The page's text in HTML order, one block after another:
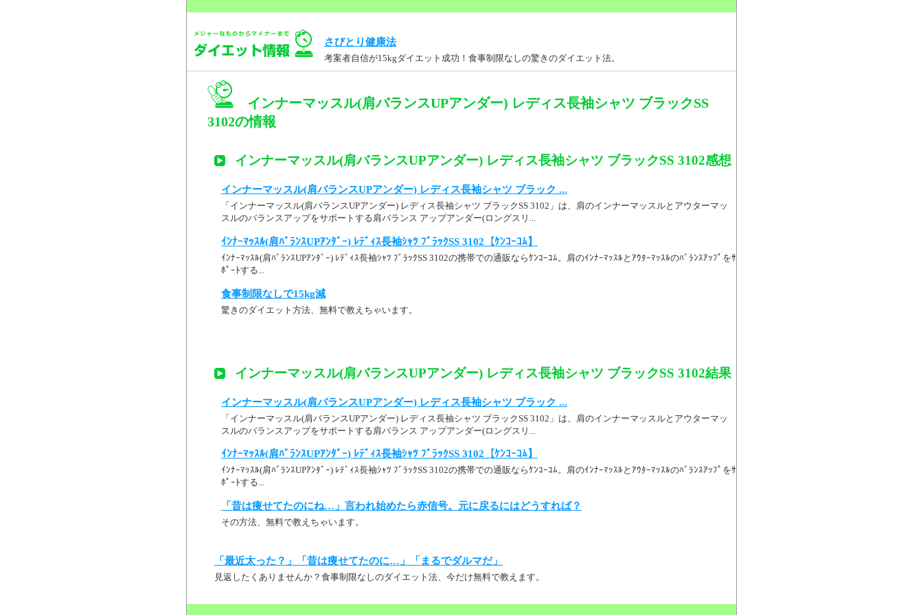
さびとり健康法
考案者自信が15kgダイエット成功！食事制限なしの驚きのダイエット法。
インナーマッスル(肩バランスUPアンダー) レディス長袖シャツ ブラックSS
3102の情報
インナーマッスル(肩バランスUPアンダー) レディス長袖シャツ ブラックSS 3102感想
インナーマッスル(肩バランスUPアンダー) レディス長袖シャツ ブラック ...
「インナーマッスル(肩バランスUPアンダー) レディス長袖シャツ ブラックSS 3102」は、肩のインナーマッスルとアウターマッ
スルのバランスアップをサポートする肩バランス アップアンダー(ロングスリ...
ｲﾝﾅｰﾏｯｽﾙ(肩ﾊﾞﾗﾝｽUPｱﾝﾀﾞｰ) ﾚﾃﾞｨｽ長袖ｼｬﾂ ﾌﾞﾗｯｸSS 3102【ｹﾝｺｰｺﾑ】
ｲﾝﾅｰﾏｯｽﾙ(肩ﾊﾞﾗﾝｽUPｱﾝﾀﾞｰ) ﾚﾃﾞｨｽ長袖ｼｬﾂ ﾌﾞﾗｯｸSS 3102の携帯での通販ならｹﾝｺｰｺﾑ。肩のｲﾝﾅｰﾏｯｽﾙとｱｳﾀｰﾏｯｽﾙのﾊﾞﾗﾝｽｱｯﾌﾟをｻ
ﾎﾟｰﾄする...
食事制限なしで15kg減
驚きのダイエット方法、無料で教えちゃいます。
インナーマッスル(肩バランスUPアンダー) レディス長袖シャツ ブラックSS 3102結果
インナーマッスル(肩バランスUPアンダー) レディス長袖シャツ ブラック ...
「インナーマッスル(肩バランスUPアンダー) レディス長袖シャツ ブラックSS 3102」は、肩のインナーマッスルとアウターマッ
スルのバランスアップをサポートする肩バランス アップアンダー(ロングスリ...
ｲﾝﾅｰﾏｯｽﾙ(肩ﾊﾞﾗﾝｽUPｱﾝﾀﾞｰ) ﾚﾃﾞｨｽ長袖ｼｬﾂ ﾌﾞﾗｯｸSS 3102【ｹﾝｺｰｺﾑ】
ｲﾝﾅｰﾏｯｽﾙ(肩ﾊﾞﾗﾝｽUPｱﾝﾀﾞｰ) ﾚﾃﾞｨｽ長袖ｼｬﾂ ﾌﾞﾗｯｸSS 3102の携帯での通販ならｹﾝｺｰｺﾑ。肩のｲﾝﾅｰﾏｯｽﾙとｱｳﾀｰﾏｯｽﾙのﾊﾞﾗﾝｽｱｯﾌﾟをｻ
ﾎﾟｰﾄする...
「昔は痩せてたのにね…」言われ始めたら赤信号。元に戻るにはどうすれば？
その方法、無料で教えちゃいます。
「最近太った？」「昔は痩せてたのに…」「まるでダルマだ」
見返したくありませんか？食事制限なしのダイエット法、今だけ無料で教えます。